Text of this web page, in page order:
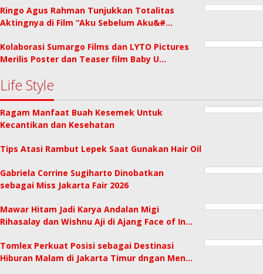
Ringo Agus Rahman Tunjukkan Totalitas
Aktingnya di Film “Aku Sebelum Aku&#…
Kolaborasi Sumargo Films dan LYTO Pictures
Merilis Poster dan Teaser film Baby U…
Life Style
Ragam Manfaat Buah Kesemek Untuk
Kecantikan dan Kesehatan
Tips Atasi Rambut Lepek Saat Gunakan Hair Oil
Gabriela Corrine Sugiharto Dinobatkan
sebagai Miss Jakarta Fair 2026
Mawar Hitam Jadi Karya Andalan Migi
Rihasalay dan Wishnu Aji di Ajang Face of In…
Tomlex Perkuat Posisi sebagai Destinasi
Hiburan Malam di Jakarta Timur dngan Men…